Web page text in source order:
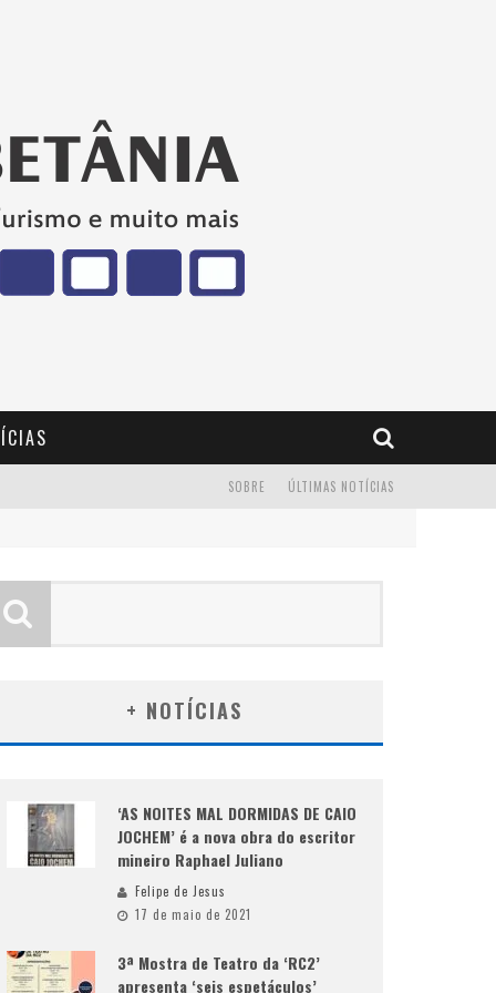
ÚLTIMAS NOTÍCIAS
SOBRE
+ NOTÍCIAS
‘AS NOITES MAL DORMIDAS DE CAIO
JOCHEM’ é a nova obra do escritor
mineiro Raphael Juliano
Felipe de Jesus
17 de maio de 2021
3ª Mostra de Teatro da ‘RC2’
apresenta ‘seis espetáculos’